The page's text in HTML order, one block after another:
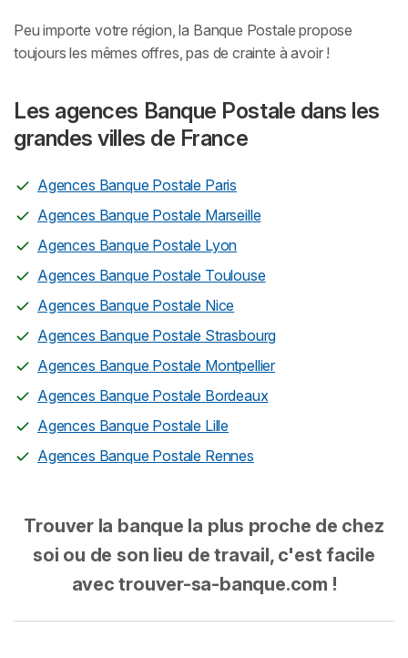
Peu importe votre région, la Banque Postale propose
toujours les mêmes offres, pas de crainte à avoir !
Les agences Banque Postale dans les
grandes villes de France
Agences Banque Postale Paris
Agences Banque Postale Marseille
Agences Banque Postale Lyon
Agences Banque Postale Toulouse
Agences Banque Postale Nice
Agences Banque Postale Strasbourg
Agences Banque Postale Montpellier
Agences Banque Postale Bordeaux
Agences Banque Postale Lille
Agences Banque Postale Rennes
Trouver la banque la plus proche de chez
soi ou de son lieu de travail, c'est facile
avec trouver-sa-banque.com !